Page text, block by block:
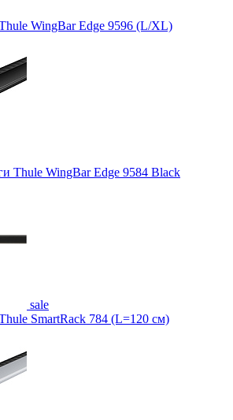
WingBar Edge 9596 (L/XL)
Thule WingBar Edge 9584 Black
sale
SmartRack 784 (L=120 см)